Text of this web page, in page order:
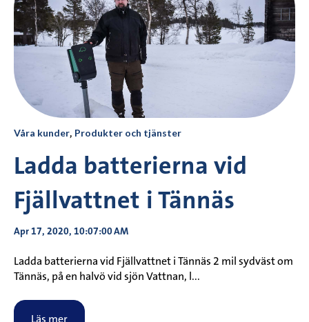
Våra kunder, Produkter och tjänster
Ladda batterierna vid
Fjällvattnet i Tännäs
Apr 17, 2020, 10:07:00 AM
Ladda batterierna vid Fjällvattnet i Tännäs 2 mil sydväst om
Tännäs, på en halvö vid sjön Vattnan, l...
Läs mer